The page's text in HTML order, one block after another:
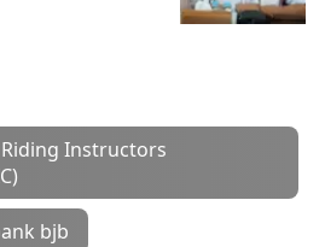
Instructors
bjb